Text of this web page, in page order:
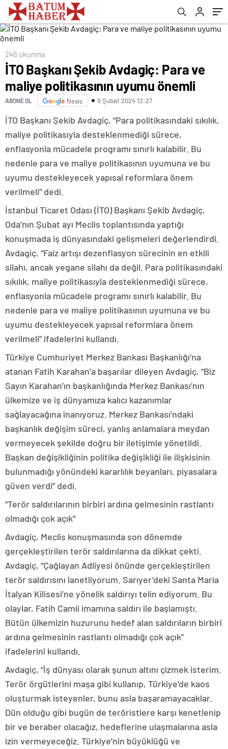
246 okunma
İTO Başkanı Şekib Avdagiç: Para ve
maliye politikasının uyumu önemli
ABONE OL News 9 Şubat 2024 12:27
İTO Başkanı Şekib Avdagiç, “Para politikasındaki sıkılık,
maliye politikasıyla desteklenmediği sürece,
enflasyonla mücadele programı sınırlı kalabilir. Bu
nedenle para ve maliye politikasının uyumuna ve bu
uyumu destekleyecek yapısal reformlara önem
verilmeli” dedi.
İstanbul Ticaret Odası (İTO) Başkanı Şekib Avdagiç,
Oda’nın Şubat ayı Meclis toplantısında yaptığı
konuşmada iş dünyasındaki gelişmeleri değerlendirdi.
Avdagiç, “Faiz artışı dezenflasyon sürecinin en etkili
silahı, ancak yegane silahı da değil. Para politikasındaki
sıkılık, maliye politikasıyla desteklenmediği sürece,
enflasyonla mücadele programı sınırlı kalabilir. Bu
nedenle para ve maliye politikasının uyumuna ve bu
uyumu destekleyecek yapısal reformlara önem
verilmeli” ifadelerini kullandı.
Türkiye Cumhuriyet Merkez Bankası Başkanlığı’na
atanan Fatih Karahan’a başarılar dileyen Avdagiç, “Biz
Sayın Karahan’ın başkanlığında Merkez Bankası’nın
ülkemize ve iş dünyamıza kalıcı kazanımlar
sağlayacağına inanıyoruz. Merkez Bankası’ndaki
başkanlık değişim süreci, yanlış anlamalara meydan
vermeyecek şekilde doğru bir iletişimle yönetildi.
Başkan değişikliğinin politika değişikliği ile ilişkisinin
bulunmadığı yönündeki kararlılık beyanları, piyasalara
güven verdi” dedi.
“Terör saldırılarının birbiri ardına gelmesinin rastlantı
olmadığı çok açık”
Avdagiç, Meclis konuşmasında son dönemde
gerçekleştirilen terör saldırılarına da dikkat çekti.
Avdagiç, “Çağlayan Adliyesi önünde gerçekleştirilen
terör saldırısını lanetliyorum. Sarıyer’deki Santa Maria
İtalyan Kilisesi’ne yönelik saldırıyı telin ediyorum. Bu
olaylar, Fatih Camii imamına saldırı ile başlamıştı.
Bütün ülkemizin huzurunu hedef alan saldırıların birbiri
ardına gelmesinin rastlantı olmadığı çok açık”
ifadelerini kullandı.
Avdagiç, “İş dünyası olarak şunun altını çizmek isterim.
Terör örgütlerini maşa gibi kullanıp, Türkiye’de kaos
oluşturmak isteyenler, bunu asla başaramayacaklar.
Dün olduğu gibi bugün de teröristlere karşı kenetlenip
bir ve beraber olacağız, hedeflerine ulaşmalarına asla
izin vermeyeceğiz. Türkiye’nin büyüklüğü ve